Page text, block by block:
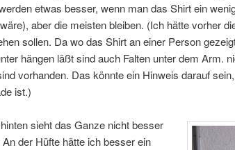
etwas besser, wenn man das Shirt ein
aber die meisten bleiben. (Ich hätte vorher
sollen. Da wo das Shirt an einer Person
hängen läßt sind auch Falten unter dem Arm.
vorhanden. Das könnte ein Hinweis darauf
ist.)
sieht das Ganze nicht besser
der Hüfte hätte ich besser ein